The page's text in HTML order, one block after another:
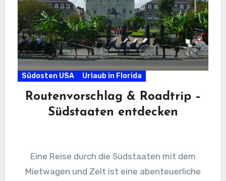
Südosten USA Urlaub in Florida
Routenvorschlag & Roadtrip –
Südstaaten entdecken
Eine Reise durch die Südstaaten mit dem
Mietwagen und Zelt ist eine abenteuerliche